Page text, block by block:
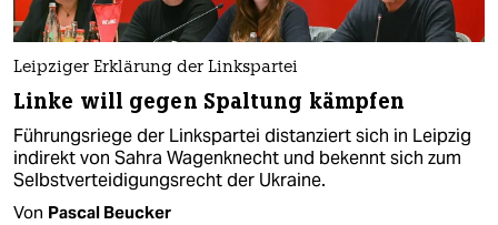
Leipziger Erklärung der Linkspartei
Linke will gegen Spaltung kämpfen
Führungsriege der Linkspartei distanziert sich in Leipzig
indirekt von Sahra Wagenknecht und bekennt sich zum
Selbstverteidigungsrecht der Ukraine.
Von Pascal Beucker